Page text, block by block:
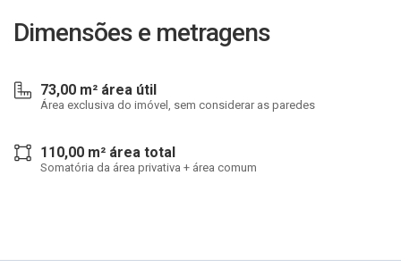
Dimensões e metragens
73,00 m² área útil
Área exclusiva do imóvel, sem considerar as paredes
110,00 m² área total
Somatória da área privativa + área comum